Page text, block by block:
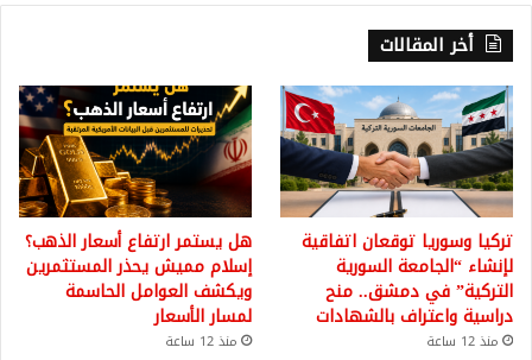
أخر المقالات
تركيا وسوريا توقعان اتفاقية
لإنشاء “الجامعة السورية
التركية” في دمشق.. منح
دراسية واعتراف بالشهادات
منذ 12 ساعة
هل يستمر ارتفاع أسعار الذهب؟
إسلام مميش يحذر المستثمرين
ويكشف العوامل الحاسمة
لمسار الأسعار
منذ 12 ساعة